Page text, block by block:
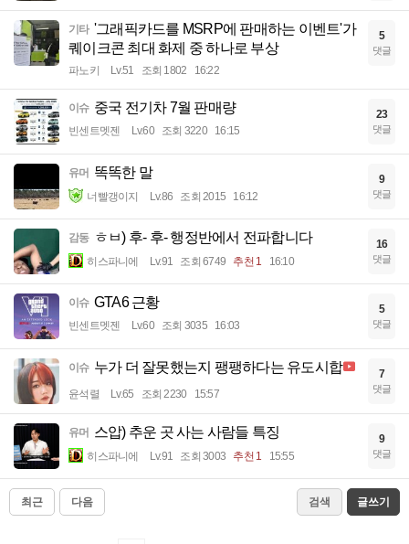
기타 '그래픽카드를 MSRP에 판매하는 이벤트'가
퀘이크콘 최대 화제 중 하나로 부상
파노키 Lv.51 조회 1802 16:22
5
댓글
이슈 중국 전기차 7월 판매량
빈센트멧젠 Lv.60 조회 3220 16:15
23
댓글
유머 똑똑한 말
너빨갱이지 Lv.86 조회 2015 16:12
9
댓글
감동 ㅎㅂ) 후- 후- 행정반에서 전파합니다
히스파니에 Lv.91 조회 6749 추천 1 16:10
16
댓글
이슈 GTA6 근황
빈센트멧젠 Lv.60 조회 3035 16:03
5
댓글
이슈 누가 더 잘못했는지 팽팽하다는 유도시합
윤석렬 Lv.65 조회 2230 15:57
7
댓글
유머 스압) 추운 곳 사는 사람들 특징
히스파니에 Lv.91 조회 3003 추천 1 15:55
9
댓글
최근 다음 검색 글쓰기